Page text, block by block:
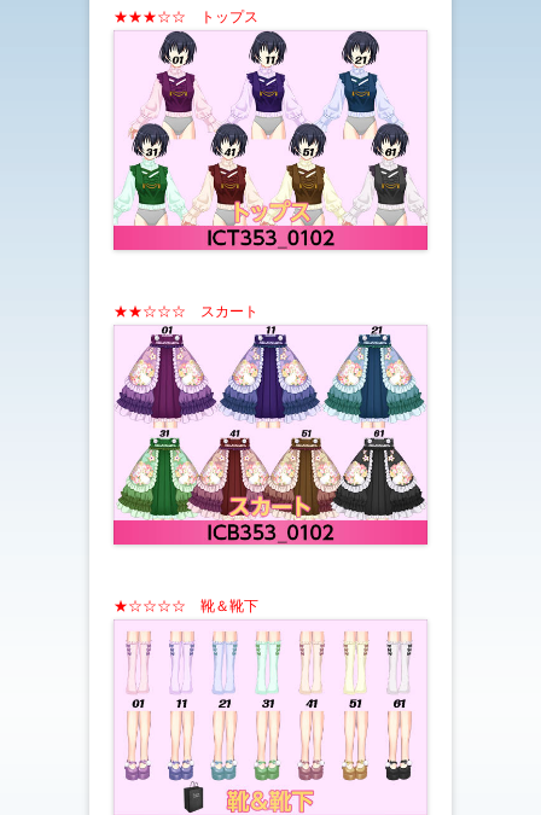
★★★☆☆ トップス
★★☆☆☆ スカート
★☆☆☆☆ 靴＆靴下